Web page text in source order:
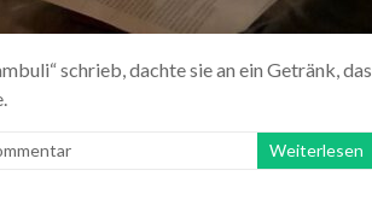
schrieb, dachte sie an ein Getränk, das
Weiterlesen